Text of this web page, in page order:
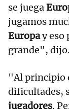
se juega
jugamos
Europay eso
grande", dijo.
"Al principio
dificultades,
jugadores.